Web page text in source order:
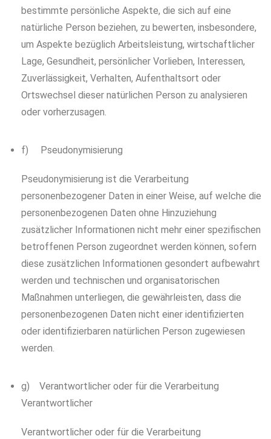
bestimmte persönliche Aspekte, die sich auf eine
natürliche Person beziehen, zu bewerten, insbesondere,
um Aspekte bezüglich Arbeitsleistung, wirtschaftlicher
Lage, Gesundheit, persönlicher Vorlieben, Interessen,
Zuverlässigkeit, Verhalten, Aufenthaltsort oder
Ortswechsel dieser natürlichen Person zu analysieren
oder vorherzusagen.
f) Pseudonymisierung
Pseudonymisierung ist die Verarbeitung
personenbezogener Daten in einer Weise, auf welche die
personenbezogenen Daten ohne Hinzuziehung
zusätzlicher Informationen nicht mehr einer spezifischen
betroffenen Person zugeordnet werden können, sofern
diese zusätzlichen Informationen gesondert aufbewahrt
werden und technischen und organisatorischen
Maßnahmen unterliegen, die gewährleisten, dass die
personenbezogenen Daten nicht einer identifizierten
oder identifizierbaren natürlichen Person zugewiesen
werden.
g) Verantwortlicher oder für die Verarbeitung
Verantwortlicher
Verantwortlicher oder für die Verarbeitung